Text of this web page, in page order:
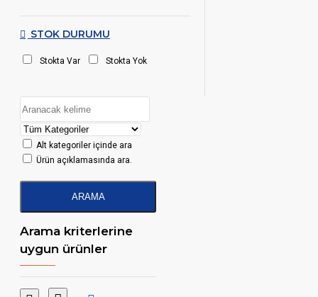
STOK DURUMU
Stokta Var Stokta Yok
Alt kategoriler içinde ara
Ürün açıklamasında ara.
ARAMA
Arama kriterlerine
uygun ürünler